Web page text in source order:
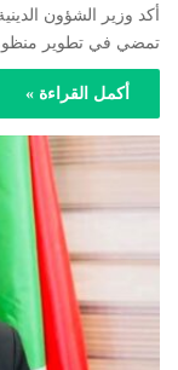
أكد وزير الشؤون
تمضي في تطوير
أكمل القراءة »